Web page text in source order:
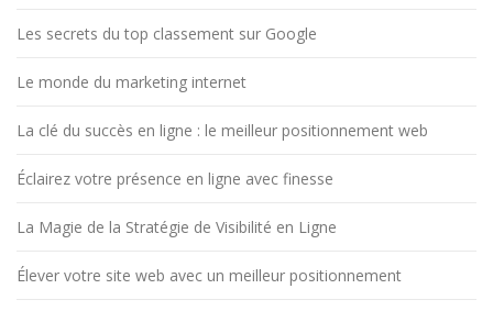
Les secrets du top classement sur Google
Le monde du marketing internet
La clé du succès en ligne : le meilleur positionnement web
Éclairez votre présence en ligne avec finesse
La Magie de la Stratégie de Visibilité en Ligne
Élever votre site web avec un meilleur positionnement